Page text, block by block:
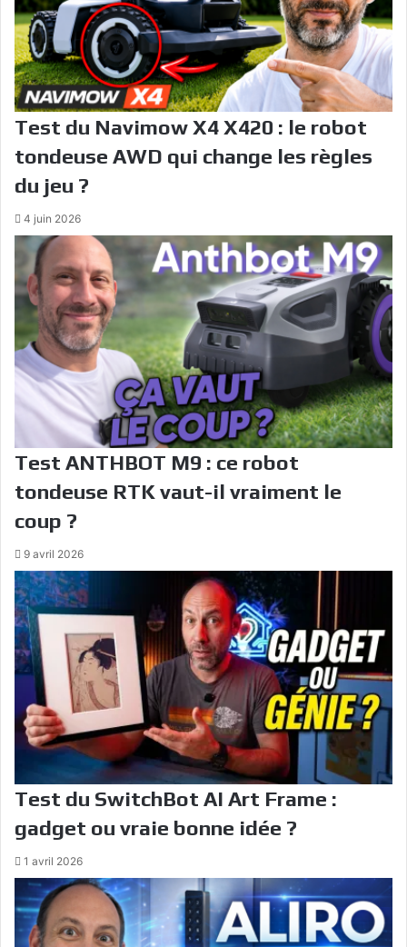
Test du Navimow X4 X420 : le robot
tondeuse AWD qui change les règles
du jeu ?
4 juin 2026
Test ANTHBOT M9 : ce robot
tondeuse RTK vaut-il vraiment le
coup ?
9 avril 2026
Test du SwitchBot AI Art Frame :
gadget ou vraie bonne idée ?
1 avril 2026